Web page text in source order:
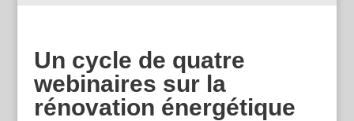
Un cycle de quatre
webinaires sur la
rénovation énergétique